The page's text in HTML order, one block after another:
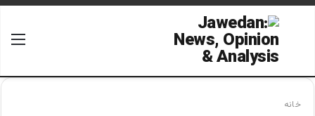
جستجو برای
خانه